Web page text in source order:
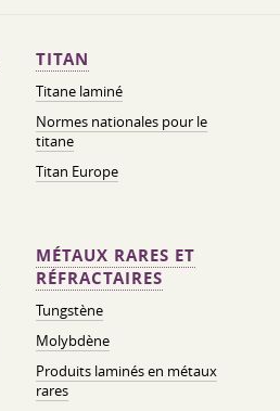
TITAN
Titane laminé
Normes nationales pour le
titane
Titan Europe
MÉTAUX RARES ET
RÉFRACTAIRES
Tungstène
Molybdène
Produits laminés en métaux
rares